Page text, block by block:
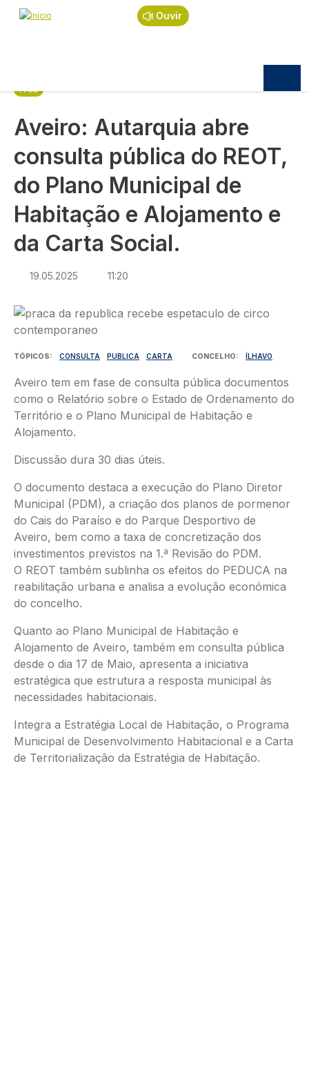
Passar para o conteúdo principal
Ouvir
Navegação estrutural
Início
Aveiro: Autarquia abre consulta pública do REOT,
PAÍS
Aveiro: Autarquia abre
consulta pública do REOT,
do Plano Municipal de
Habitação e Alojamento e
da Carta Social.
19.05.2025 11:20
Imagem
TÓPICOS CONSULTA PUBLICA CARTA CONCELHO ÍLHAVO
Aveiro tem em fase de consulta pública documentos
como o Relatório sobre o Estado de Ordenamento do
Território e o Plano Municipal de Habitação e
Alojamento.
Discussão dura 30 dias úteis.
O documento destaca a execução do Plano Diretor
Municipal (PDM), a criação dos planos de pormenor
do Cais do Paraíso e do Parque Desportivo de
Aveiro, bem como a taxa de concretização dos
investimentos previstos na 1.ª Revisão do PDM.
O REOT também sublinha os efeitos do PEDUCA na
reabilitação urbana e analisa a evolução económica
do concelho.
Quanto ao Plano Municipal de Habitação e
Alojamento de Aveiro, também em consulta pública
desde o dia 17 de Maio, apresenta a iniciativa
estratégica que estrutura a resposta municipal às
necessidades habitacionais.
Integra a Estratégia Local de Habitação, o Programa
Municipal de Desenvolvimento Habitacional e a Carta
de Territorialização da Estratégia de Habitação.